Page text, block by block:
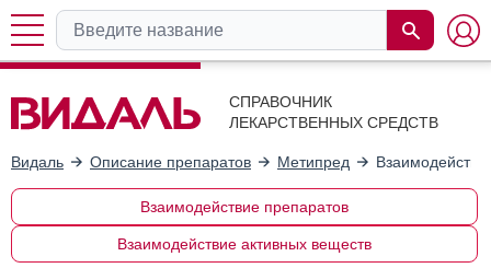
СПРАВОЧНИК
ЛЕКАРСТВЕННЫХ СРЕДСТВ
Видаль Описание препаратов Метипред
Взаимодействие препаратов
Взаимодействие активных веществ